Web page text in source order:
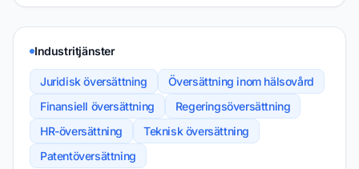
Industritjänster
Juridisk översättning
Översättning inom hälsovård
Finansiell översättning
Regeringsöversättning
HR-översättning
Teknisk översättning
Patentöversättning